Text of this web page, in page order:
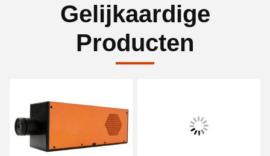
Gelijkaardige
Producten